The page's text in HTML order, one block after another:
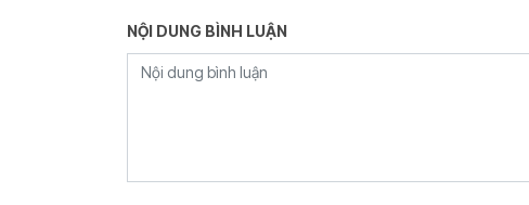
NỘI DUNG BÌNH LUẬN